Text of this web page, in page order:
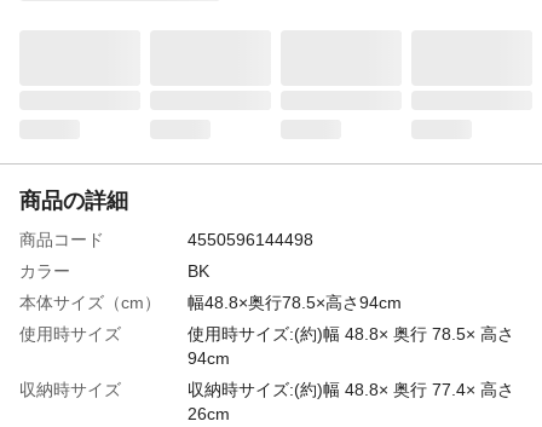
商品の詳細
商品コード
4550596144498
カラー
BK
本体サイズ（cm）
幅48.8×奥行78.5×高さ94cm
使用時サイズ
使用時サイズ:(約)幅 48.8× 奥行 78.5× 高さ
94cm
収納時サイズ
収納時サイズ:(約)幅 48.8× 奥行 77.4× 高さ
26cm